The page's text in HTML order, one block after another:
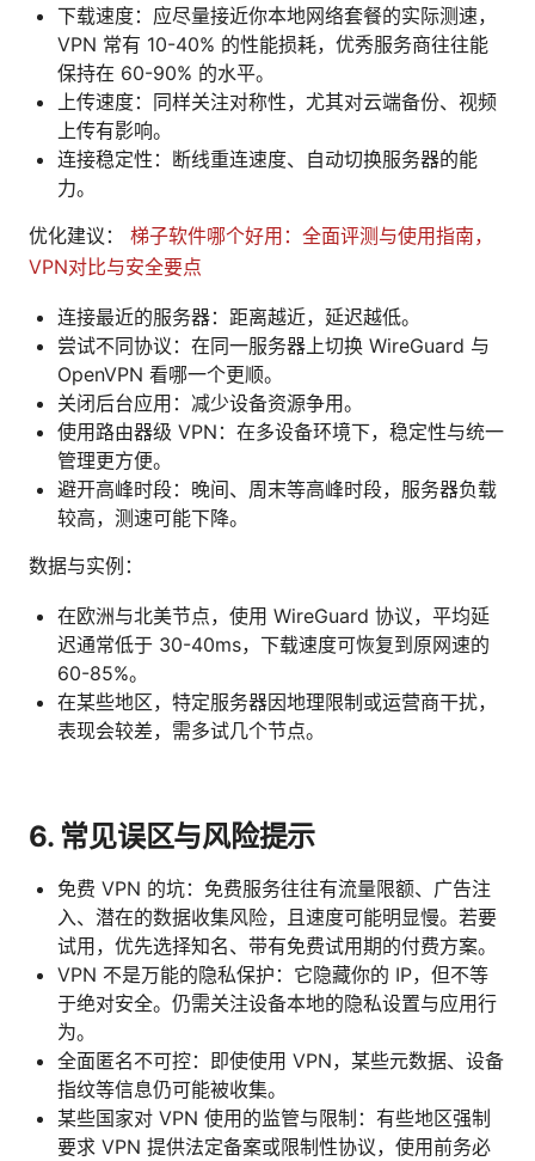
下载速度：应尽量接近你本地网络套餐的实际测速，
VPN 常有 10-40% 的性能损耗，优秀服务商往往能
保持在 60-90% 的水平。
上传速度：同样关注对称性，尤其对云端备份、视频
上传有影响。
连接稳定性：断线重连速度、自动切换服务器的能
力。
优化建议： 梯子软件哪个好用：全面评测与使用指南，
VPN对比与安全要点
连接最近的服务器：距离越近，延迟越低。
尝试不同协议：在同一服务器上切换 WireGuard 与
OpenVPN 看哪一个更顺。
关闭后台应用：减少设备资源争用。
使用路由器级 VPN：在多设备环境下，稳定性与统一
管理更方便。
避开高峰时段：晚间、周末等高峰时段，服务器负载
较高，测速可能下降。
数据与实例：
在欧洲与北美节点，使用 WireGuard 协议，平均延
迟通常低于 30-40ms，下载速度可恢复到原网速的
60-85%。
在某些地区，特定服务器因地理限制或运营商干扰，
表现会较差，需多试几个节点。
6. 常见误区与风险提示
免费 VPN 的坑：免费服务往往有流量限额、广告注
入、潜在的数据收集风险，且速度可能明显慢。若要
试用，优先选择知名、带有免费试用期的付费方案。
VPN 不是万能的隐私保护：它隐藏你的 IP，但不等
于绝对安全。仍需关注设备本地的隐私设置与应用行
为。
全面匿名不可控：即使使用 VPN，某些元数据、设备
指纹等信息仍可能被收集。
某些国家对 VPN 使用的监管与限制：有些地区强制
要求 VPN 提供法定备案或限制性协议，使用前务必